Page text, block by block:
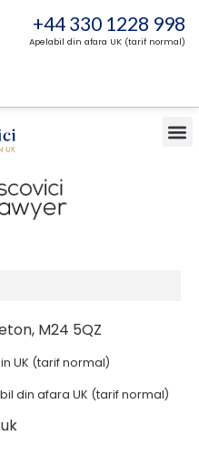
+44 330 1228 998
Apelabil din afara UK (tarif normal)
M24 5QZ
UK (tarif normal)
din afara UK (tarif normal)